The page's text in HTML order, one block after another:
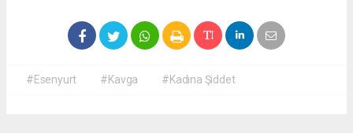
#Esenyurt #Kavga #Kadına Şiddet